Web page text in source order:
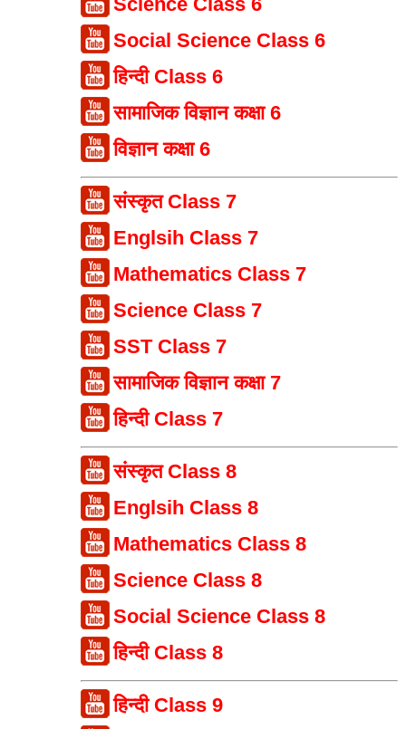
Social Science Class 6
हिन्दी Class 6
सामाजिक विज्ञान कक्षा 6
विज्ञान कक्षा 6
संस्कृत Class 7
Englsih Class 7
Mathematics Class 7
Science Class 7
SST Class 7
सामाजिक विज्ञान कक्षा 7
हिन्दी Class 7
संस्कृत Class 8
Englsih Class 8
Mathematics Class 8
Science Class 8
Social Science Class 8
हिन्दी Class 8
हिन्दी Class 9